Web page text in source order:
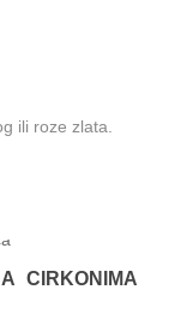
ili roze zlata.
CIRKONIMA